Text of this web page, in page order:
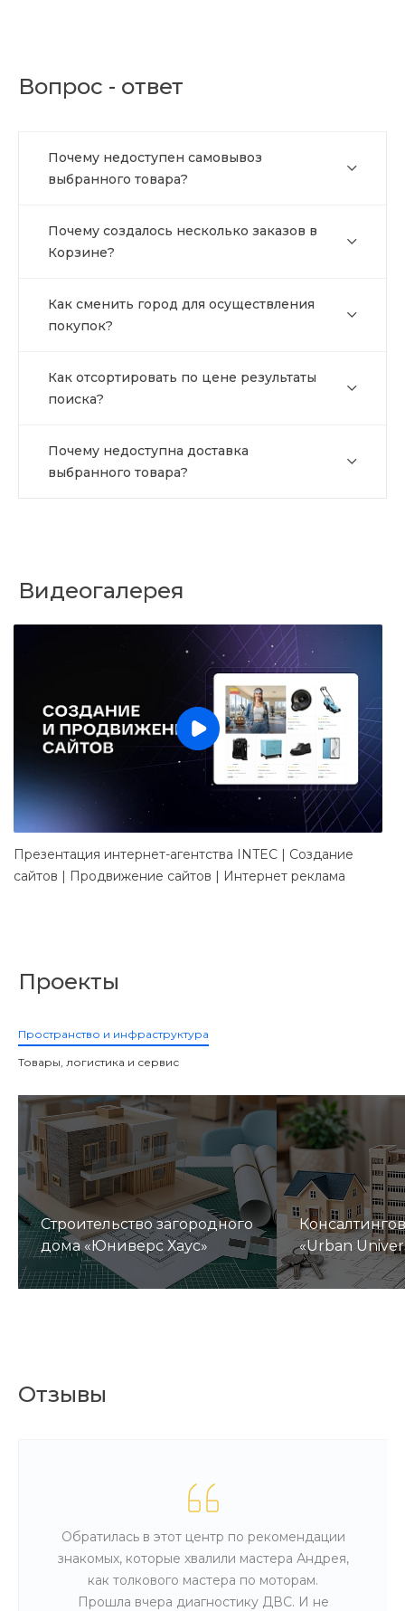
Вопрос - ответ
Почему недоступен самовывоз
выбранного товара?
Почему создалось несколько заказов в
Корзине?
Как сменить город для осуществления
покупок?
Как отсортировать по цене результаты
поиска?
Почему недоступна доставка
выбранного товара?
Видеогалерея
Презентация интернет-агентства INTEC | Создание
сайтов | Продвижение сайтов | Интернет реклама
Проекты
Пространство и инфраструктура
Товары, логистика и сервис
Строительство загородного
дома «Юниверс Хаус»
«Urban
Отзывы
Обратилась в этот центр по рекомендации
знакомых, которые хвалили мастера Андрея,
как толкового мастера по моторам.
Прошла вчера диагностику ДВС. И не